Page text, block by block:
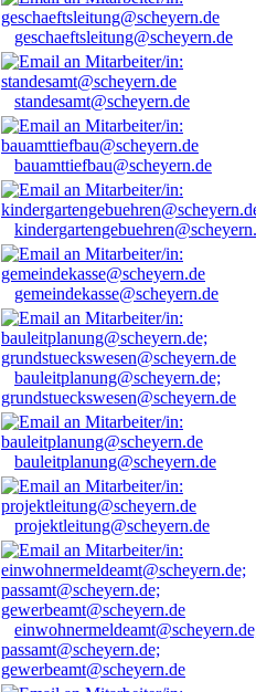
geschaeftsleitung@scheyern.de
standesamt@scheyern.de
bauamttiefbau@scheyern.de
gemeindekasse@scheyern.de
bauleitplanung@scheyern.de;
grundstueckswesen@scheyern.de
bauleitplanung@scheyern.de
projektleitung@scheyern.de
passamt@scheyern.de;
gewerbeamt@scheyern.de